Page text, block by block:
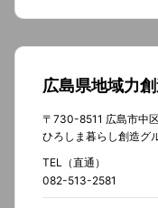
広島県地域力
〒730-8511 広島市中
ひろしま暮らし創造グ
TEL（直通）
082-513-2581